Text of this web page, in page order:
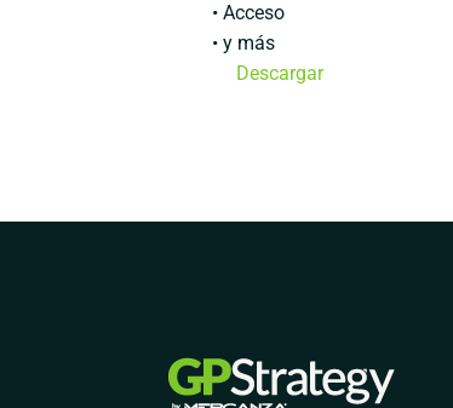
• Acceso
• y más
Descargar